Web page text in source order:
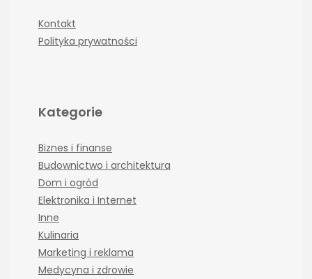
Kontakt
Polityka prywatności
Kategorie
Biznes i finanse
Budownictwo i architektura
Dom i ogród
Elektronika i Internet
Inne
Kulinaria
Marketing i reklama
Medycyna i zdrowie